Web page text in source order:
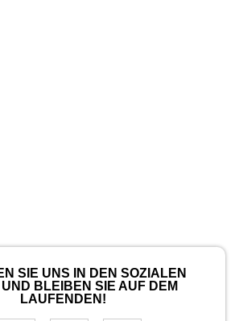
SIE UNS IN DEN SOZIALEN
UND BLEIBEN SIE AUF DEM
LAUFENDEN!